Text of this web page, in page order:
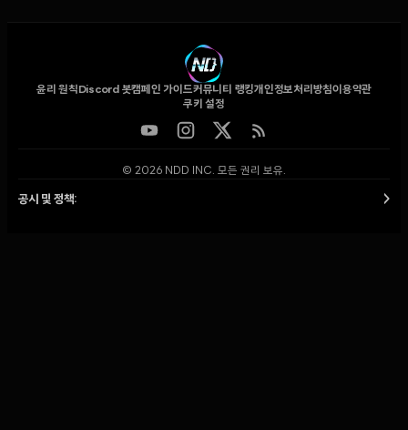
윤리 원칙 Discord 봇캠페인 가이드커뮤니티 랭킹개인정보처리방침이용약관
쿠키 설정
공시 및 정책: >
© 2026 NDD INC. 모든 권리 보유.